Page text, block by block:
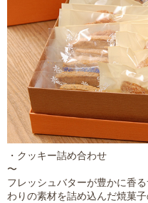
・クッキー詰め合わせ
〜
フレッシュバターが豊かに香
わりの素材を詰め込んだ焼菓子